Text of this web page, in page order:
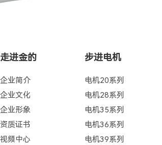
走进金的
企业简介
企业文化
企业形象
资质证书
视频中心
步进电机
电机20系列
电机28系列
电机35系列
电机36系列
电机39系列